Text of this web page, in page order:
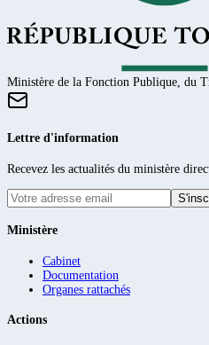
Ministère de la Fonction Publique, du
Lettre d'information
Recevez les actualités du ministère
Ministère
Cabinet
Documentation
Organes rattachés
Actions